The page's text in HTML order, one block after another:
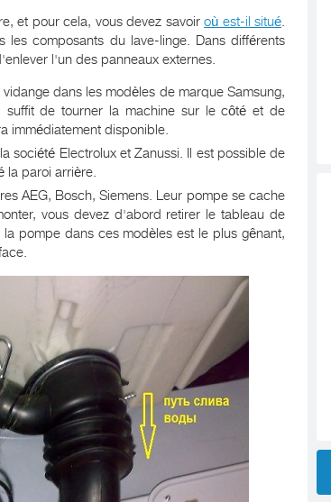
et pour cela, vous devez savoiroù est-il situé.
composants du lave-linge. Dans différents
l'un des panneaux externes.
dans les modèles de marque Samsung,
suffit de tourner la machine sur le côté et de
immédiatement disponible.
société Electrolux et Zanussi. Il est possible de
la paroi arrière.
AEG, Bosch, Siemens. Leur pompe se cache
vous devez d'abord retirer le tableau de
pompe dans ces modèles est le plus gênant,